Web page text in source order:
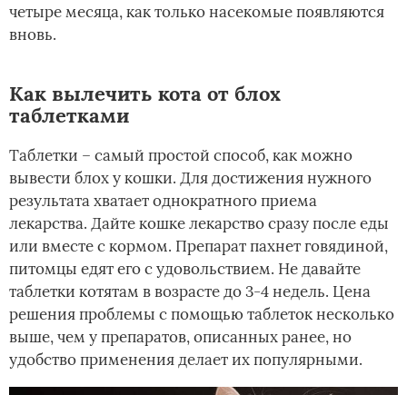
четыре месяца, как только насекомые появляются
вновь.
Как вылечить кота от блох
таблетками
Таблетки – самый простой способ, как можно
вывести блох у кошки. Для достижения нужного
результата хватает однократного приема
лекарства. Дайте кошке лекарство сразу после еды
или вместе с кормом. Препарат пахнет говядиной,
питомцы едят его с удовольствием. Не давайте
таблетки котятам в возрасте до 3-4 недель. Цена
решения проблемы с помощью таблеток несколько
выше, чем у препаратов, описанных ранее, но
удобство применения делает их популярными.